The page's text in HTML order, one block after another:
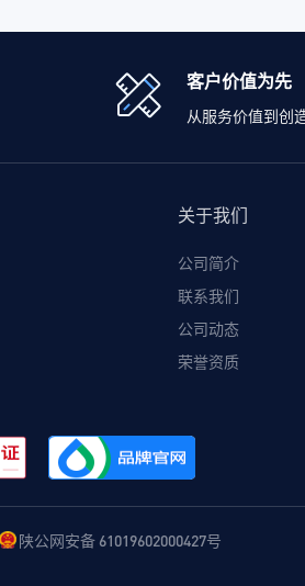
客户价值为先
从服务价值到创
关于我们
公司简介
联系我们
公司动态
荣誉资质
陕公网安备 61019602000427号